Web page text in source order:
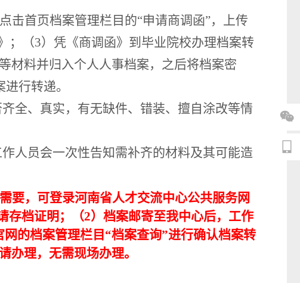


击首页档案管理栏目的“申请商调函”，
上传
；（3）凭《商调函》到毕业院校办理档案转
材料并归入个人人事档案， 之后将档案密
行转递。
全、真实，有无缺件、错装、擅自涂改等情
人员会一次性告知需补齐的材料及其可能造
要， 可登录河南省人才交流中心公共服务网
存档证明；（2）档案邮寄至我中心后，工作
的档案管理栏目 “档案查询”进行确认档案转
办理，无需现场办理。